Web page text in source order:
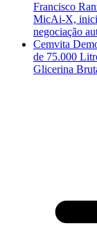
Francisco
MicAi-X,
negociação
Cemvita
de 75.000
Glicerina